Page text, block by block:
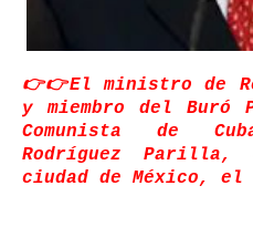
👉👉El ministro de
y miembro del
Comunista de
Rodríguez
ciudad de México, el